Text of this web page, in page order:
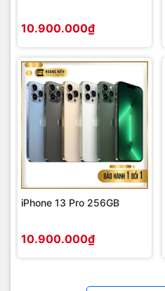
10.900.000₫
iPhone 13 Pro 256GB
10.900.000₫